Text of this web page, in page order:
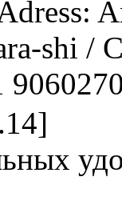
shi /